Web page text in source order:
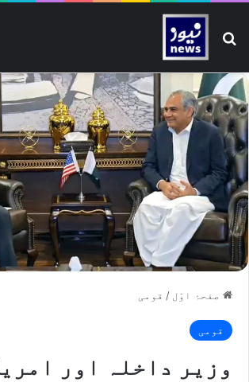
تلاش کیجیے
صفحۂ اوّل / قومی
قومی
وزیر داخلہ اور